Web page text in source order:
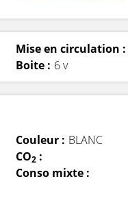
Mise en circulation :
Boite : 6 v
Couleur : BLANC
CO2:
Conso mixte :